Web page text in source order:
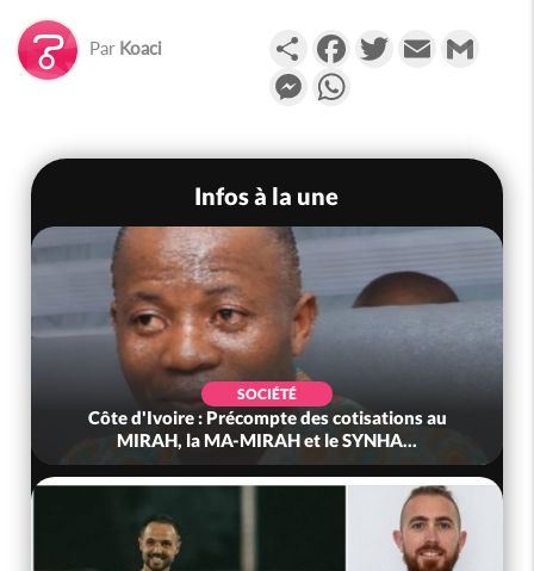
Par Koaci PartagerFacebookTwitterEmail
Messenger
Infos à la une
SOCIÉTÉ
Côte d'Ivoire : Précompte des cotisations au
MIRAH, la MA-MIRAH et le SYNHA...